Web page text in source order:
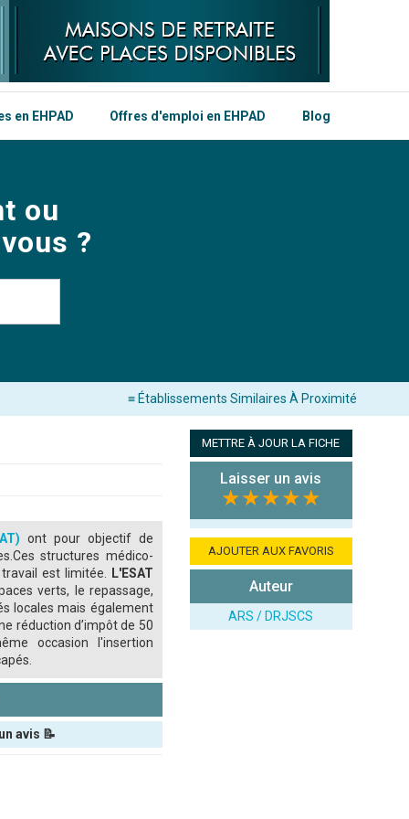
en EHPAD Offres d'emploi en EHPAD Blog
ou
?
≡ Établissements Similaires À Proximité
ont pour objectif de
structures médico-
est limitée.
L'ESAT
verts, le repassage,
locales mais également
réduction d’impôt de 50
occasion l'insertion
avis 📝
METTRE À JOUR LA FICHE
Laisser un avis
★★★★★
AJOUTER AUX FAVORIS
Auteur
ARS / DRJSCS